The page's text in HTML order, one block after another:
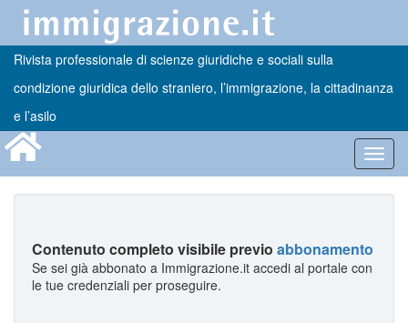
Rivista professionale di scienze giuridiche e sociali sulla
condizione giuridica dello straniero, l’immigrazione, la cittadinanza
e l’asilo
Contenuto completo visibile previo abbonamento
Se sei già abbonato a Immigrazione.it accedi al portale con
le tue credenziali per proseguire.